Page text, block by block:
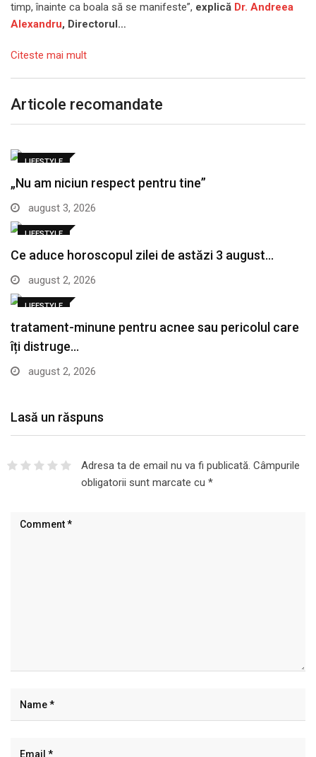
timp, înainte ca boala să se manifeste”, explică Dr. Andreea
Alexandru, Directorul…
Citeste mai mult
Articole recomandate
LIFESTYLE
„Nu am niciun respect pentru tine”
august 3, 2026
LIFESTYLE
Ce aduce horoscopul zilei de astăzi 3 august…
august 2, 2026
LIFESTYLE
tratament-minune pentru acnee sau pericolul care
îți distruge…
august 2, 2026
Lasă un răspuns
Adresa ta de email nu va fi publicată. Câmpurile
obligatorii sunt marcate cu *